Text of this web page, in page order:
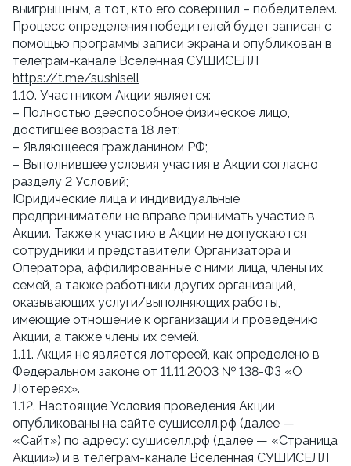
выигрышным, а тот, кто его совершил – победителем.
Процесс определения победителей будет записан с
помощью программы записи экрана и опубликован в
телеграм-канале Вселенная СУШИСЕЛЛ
https://t.me/sushisell
1.10. Участником Акции является:
– Полностью дееспособное физическое лицо,
достигшее возраста 18 лет;
– Являющееся гражданином РФ;
– Выполнившее условия участия в Акции согласно
разделу 2 Условий;
Юридические лица и индивидуальные
предприниматели не вправе принимать участие в
Акции. Также к участию в Акции не допускаются
сотрудники и представители Организатора и
Оператора, аффилированные с ними лица, члены их
семей, а также работники других организаций,
оказывающих услуги/выполняющих работы,
имеющие отношение к организации и проведению
Акции, а также члены их семей.
1.11. Акция не является лотереей, как определено в
Федеральном законе от 11.11.2003 № 138-ФЗ «О
Лотереях».
1.12. Настоящие Условия проведения Акции
опубликованы на сайте сушиселл.рф (далее —
«Сайт») по адресу: сушиселл.рф (далее — «Страница
Акции») и в телеграм-канале Вселенная СУШИСЕЛЛ